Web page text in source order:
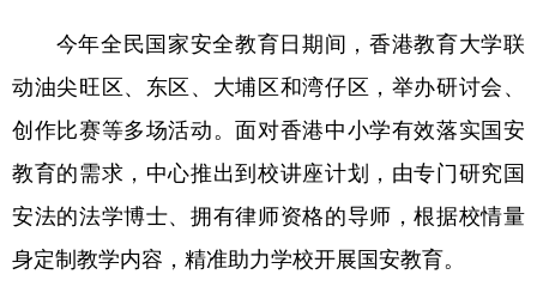
今年全民国家安全教育日期间，香港教育大学联
动油尖旺区、东区、大埔区和湾仔区，举办研讨会、
创作比赛等多场活动。面对香港中小学有效落实国安
教育的需求，中心推出到校讲座计划，由专门研究国
安法的法学博士、拥有律师资格的导师，根据校情量
身定制教学内容，精准助力学校开展国安教育。